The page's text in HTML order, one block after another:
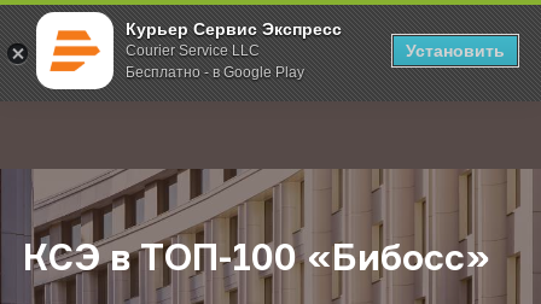
Курьер Сервис Экспресс
Courier Service LLC
Бесплатно - в Google Play
Установить
; Главная О компании Новости КСЭ в ТОП-100 «Бибосс»
КСЭ в ТОП-100 «Бибосс»